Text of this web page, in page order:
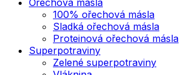
100% ořechová másla
Sladká ořechová másla
Proteinová ořechová másla
Superpotraviny
Zelené superpotraviny